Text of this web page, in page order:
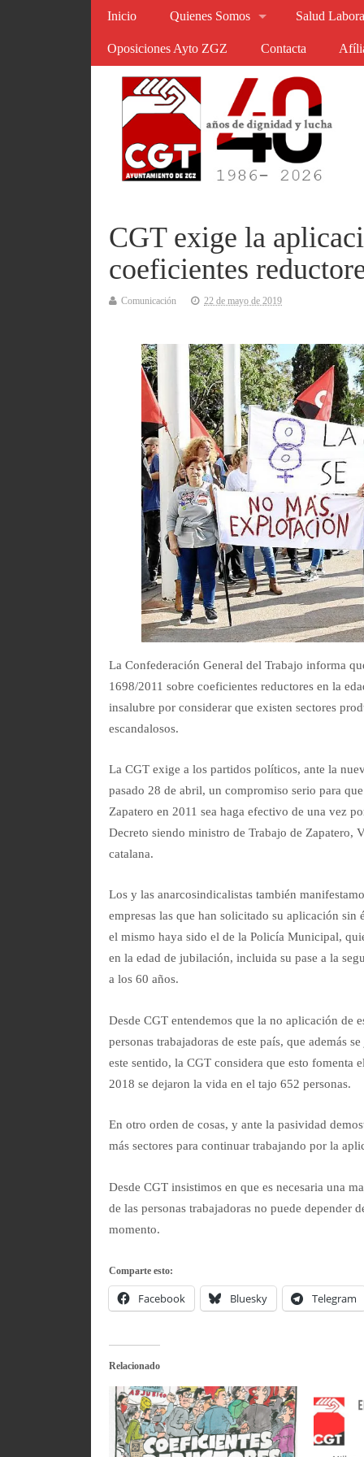
Inicio Quienes Somos Salud
Oposiciones Ayto ZGZ Contacta
CGT exige la
coeficientes
Comunicación 22 de mayo de 2019
La Confederación General del Trabajo informa
1698/2011 sobre coeficientes reductores en la
insalubre por considerar que existen sectores
escandalosos.
La CGT exige a los partidos políticos, ante la
pasado 28 de abril, un compromiso serio para
Zapatero en 2011 sea haga efectivo de una vez
Decreto siendo ministro de Trabajo de Zapatero,
catalana.
Los y las anarcosindicalistas también
empresas las que han solicitado su aplicación
el mismo haya sido el de la Policía Municipal,
en la edad de jubilación, incluida su pase a la
a los 60 años.
Desde CGT entendemos que la no aplicación de
personas trabajadoras de este país, que además
este sentido, la CGT considera que esto
2018 se dejaron la vida en el tajo 652 personas.
En otro orden de cosas, y ante la pasividad
más sectores para continuar trabajando por la
Desde CGT insistimos en que es necesaria una
de las personas trabajadoras no puede
momento.
Comparte esto:
Facebook Bluesky Telegram
Relacionado